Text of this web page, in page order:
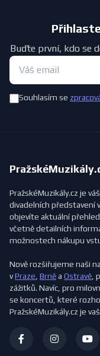
Buďte první, kdo se
Souhlasím se
PražskéMuzikály.cz je
divadelních představení
objevíte aktuální
včetně detailních
možnostech nákupu
Nově rozšiřujeme naši
vPraze Brněa Ostravě ,
zážitků. Navíc, pro
se koncertů, které
PražskéMuzikály.cz je